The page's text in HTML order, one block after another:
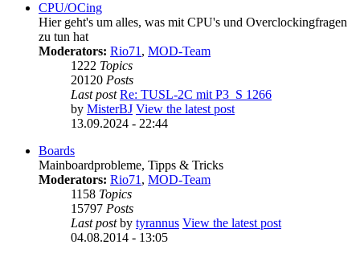
CPU/OCing
Hier geht's um alles, was mit CPU's und Overclockingfragen
zu tun hat
Moderators: Rio71, MOD-Team
1222 Topics
20120 Posts
Last post Re: TUSL-2C mit P3_S 1266
by MisterBJ View the latest post
13.09.2024 - 22:44
Boards
Mainboardprobleme, Tipps & Tricks
Moderators: Rio71, MOD-Team
1158 Topics
15797 Posts
Last postby tyrannus View the latest post
04.08.2014 - 13:05